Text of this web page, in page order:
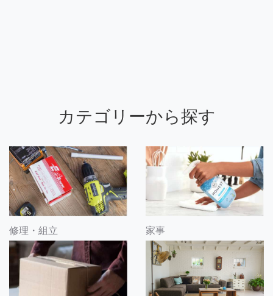
カテゴリーから探す
修理・組立 家事